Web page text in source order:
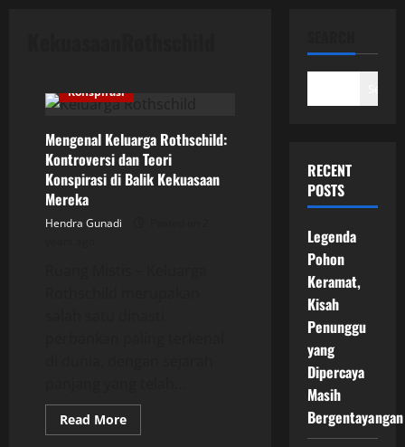
Konspirasi
Mengenal Keluarga Rothschild:
Kontroversi dan Teori
Konspirasi di Balik Kekuasaan
Mereka
Hendra Gunadi
Read MoreRead
more
RECENT
POSTS
Legenda
Pohon
Keramat,
Kisah
Penunggu
yang
Dipercaya
Masih
Bergentayangan